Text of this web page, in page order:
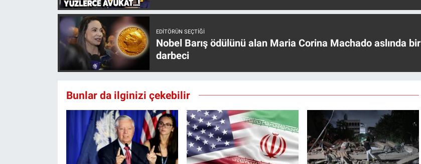
EDITÖRÜN SEÇTIĞI
Nobel Barış ödülünü alan Maria Corina Machado aslında bir
darbeci
Bunlar da ilginizi çekebilir